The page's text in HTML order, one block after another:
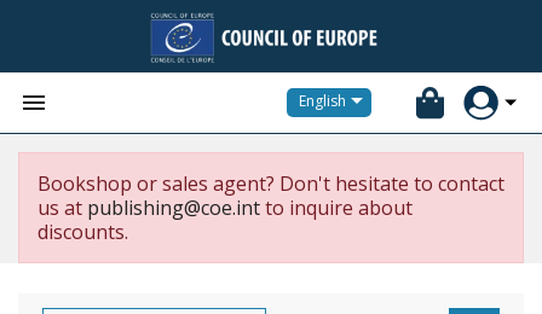
 English
Bookshop or sales agent? Don't hesitate to contact
us at publishing@coe.intto inquire about
discounts.